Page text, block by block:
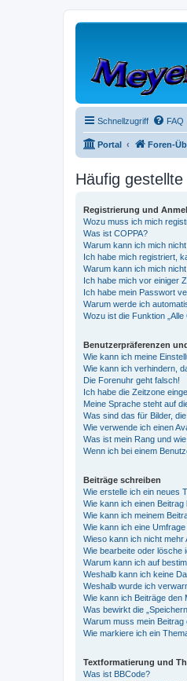
Schnellzugriff FAQ
Portal Foren-
Häufig
Registrierung und
Wozu muss ich mich
Was ist COPPA?
Warum kann ich mich
Ich habe mich registriert,
Warum kann ich mich
Ich habe mich vor einiger
Ich habe mein Passwort
Warum werde ich
Wozu ist die Funktion
Benutzerpräferenzen
Wie kann ich meine
Wie kann ich verhindern,
Die Forenuhr geht falsch!
Ich habe die Zeitzone
Meine Sprache steht auf
Was sind das für Bilder,
Wie verwende ich einen
Was ist mein Rang und
Wenn ich bei einem
Beiträge schreiben
Wie erstelle ich ein neues
Wie kann ich einen
Wie kann ich meinem
Wie kann ich eine
Wieso kann ich nicht mehr
Wie bearbeite oder lösche
Warum kann ich auf
Weshalb kann ich keine
Weshalb wurde ich
Wie kann ich Beiträge den
Was bewirkt die
Warum muss mein
Wie markiere ich ein
Textformatierung und
Was ist BBCode?